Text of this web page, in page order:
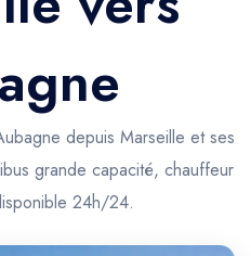
depuis Marseille et ses
grande capacité, chauffeur
24h/24.